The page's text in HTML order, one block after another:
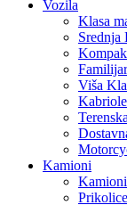
Vozila
Klasa
Srednja
Viša
Kamioni
Kamioni
Prikolice